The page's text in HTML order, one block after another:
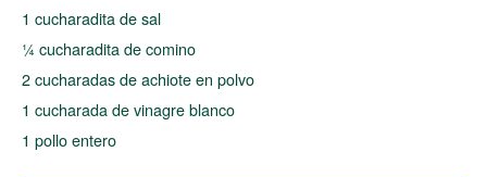
1 cucharadita de sal
¼ cucharadita de comino
2 cucharadas de achiote en polvo
1 cucharada de vinagre blanco
1 pollo entero